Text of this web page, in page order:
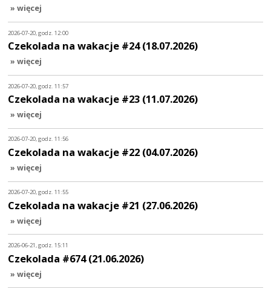
» więcej
2026-07-20, godz. 12:00
Czekolada na wakacje #24 (18.07.2026)
» więcej
2026-07-20, godz. 11:57
Czekolada na wakacje #23 (11.07.2026)
» więcej
2026-07-20, godz. 11:56
Czekolada na wakacje #22 (04.07.2026)
» więcej
2026-07-20, godz. 11:55
Czekolada na wakacje #21 (27.06.2026)
» więcej
2026-06-21, godz. 15:11
Czekolada #674 (21.06.2026)
» więcej